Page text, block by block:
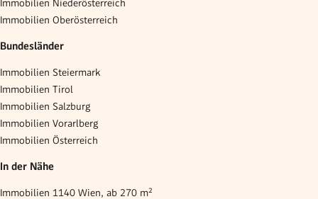
Immobilien Niederösterreich
Immobilien Oberösterreich
Bundesländer
Immobilien Steiermark
Immobilien Tirol
Immobilien Salzburg
Immobilien Vorarlberg
Immobilien Österreich
In der Nähe
Immobilien 1140 Wien, ab 270 m²